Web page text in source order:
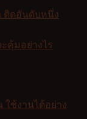
ติดอันดับหนึ่ง
คุ้มอย่างไร
ใช้งานได้อย่าง